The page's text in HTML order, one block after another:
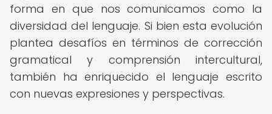
forma en que nos comunicamos como la
diversidad del lenguaje. Si bien esta evolución
plantea desafíos en términos de corrección
gramatical y comprensión intercultural,
también ha enriquecido el lenguaje escrito
con nuevas expresiones y perspectivas.